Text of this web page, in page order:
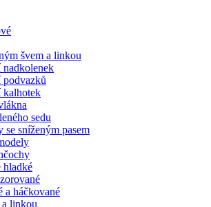
švem a linkou
nadkolenek
podvazků
kalhotek
sedu
se sníženým pasem
hladké
a háčkované
a linkou